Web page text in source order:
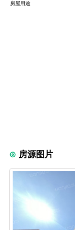
房屋用途
房源图片